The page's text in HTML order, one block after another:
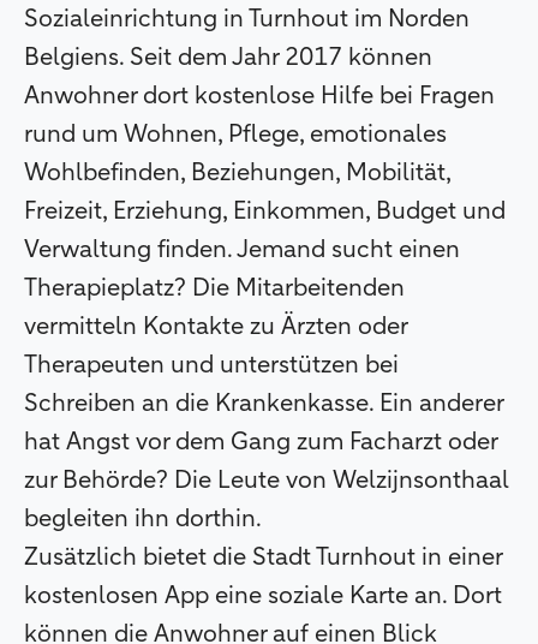
Sozialeinrichtung in Turnhout im Norden
Belgiens. Seit dem Jahr 2017 können
Anwohner dort kostenlose Hilfe bei Fragen
rund um Wohnen, Pflege, emotionales
Wohlbefinden, Beziehungen, Mobilität,
Freizeit, Erziehung, Einkommen, Budget und
Verwaltung finden. Jemand sucht einen
Therapieplatz? Die Mitarbeitenden
vermitteln Kontakte zu Ärzten oder
Therapeuten und unterstützen bei
Schreiben an die Krankenkasse. Ein anderer
hat Angst vor dem Gang zum Facharzt oder
zur Behörde? Die Leute von Welzijnsonthaal
begleiten ihn dorthin.
Zusätzlich bietet die Stadt Turnhout in einer
kostenlosen App eine soziale Karte an. Dort
können die Anwohner auf einen Blick